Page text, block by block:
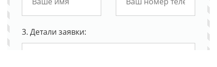
3. Детали заявки: